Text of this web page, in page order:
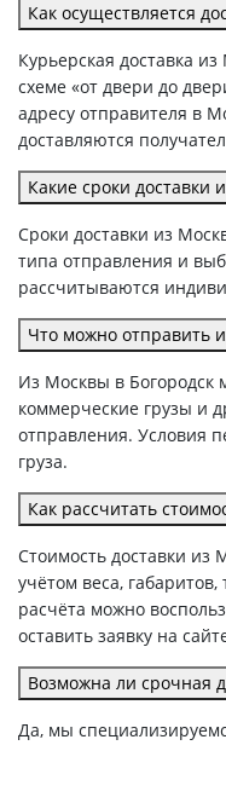
Как осуществляется
Курьерская доставка
схеме «от двери до
адресу отправителя в
доставляются
Какие сроки доставки
Сроки доставки из
типа отправления и
рассчитываются
Что можно отправить
Из Москвы в Богородск
коммерческие грузы и
отправления. Условия
груза.
Как рассчитать
Стоимость доставки из
учётом веса,
расчёта можно
оставить заявку на
Возможна ли срочная
Да, мы